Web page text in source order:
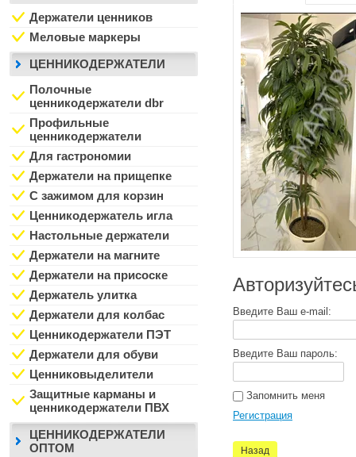
Введите Ваш e-mail:
Введите Ваш пароль:
Запомнить меня
Регистрация
Назад
Держатели ценников
Меловые маркеры
ЦЕННИКОДЕРЖАТЕЛИ
Полочные
ценникодержатели dbr
Профильные
ценникодержатели
Для гастрономии
Держатели на прищепке
С зажимом для корзин
Ценникодержатель игла
Настольные держатели
Держатели на магните
Держатели на присоске
Держатель улитка
Держатели для колбас
Ценникодержатели ПЭТ
Держатели для обуви
Ценниковыделители
Защитные карманы и
ценникодержатели ПВХ
ЦЕННИКОДЕРЖАТЕЛИ
ОПТОМ